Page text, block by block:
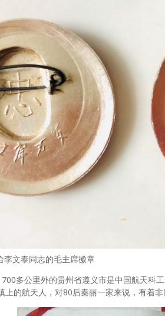
李文泰同志的毛主席徽章
多公里外的贵州省遵义市是中国航天科
上的航天人，对80后秦丽一家来说，有着